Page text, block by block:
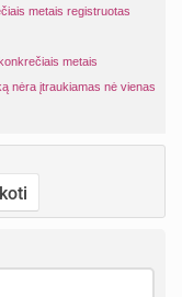
metais registruotas
metais
nėra įtraukiamas nė vienas